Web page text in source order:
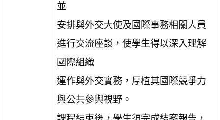
並
安排與外交大使及國際事務相關人員
進行交流座談，使學生得以深入理解
國際組織
運作與外交實務，厚植其國際競爭力
與公共參與視野。